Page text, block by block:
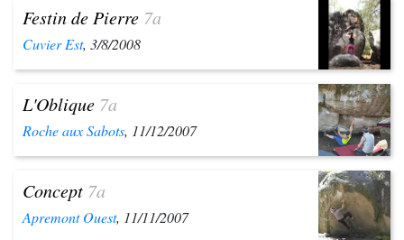
Festin de Pierre 7a
Cuvier Est, 3/8/2008
L'Oblique 7a
Roche aux Sabots, 11/12/2007
Concept 7a
Apremont Ouest, 11/11/2007